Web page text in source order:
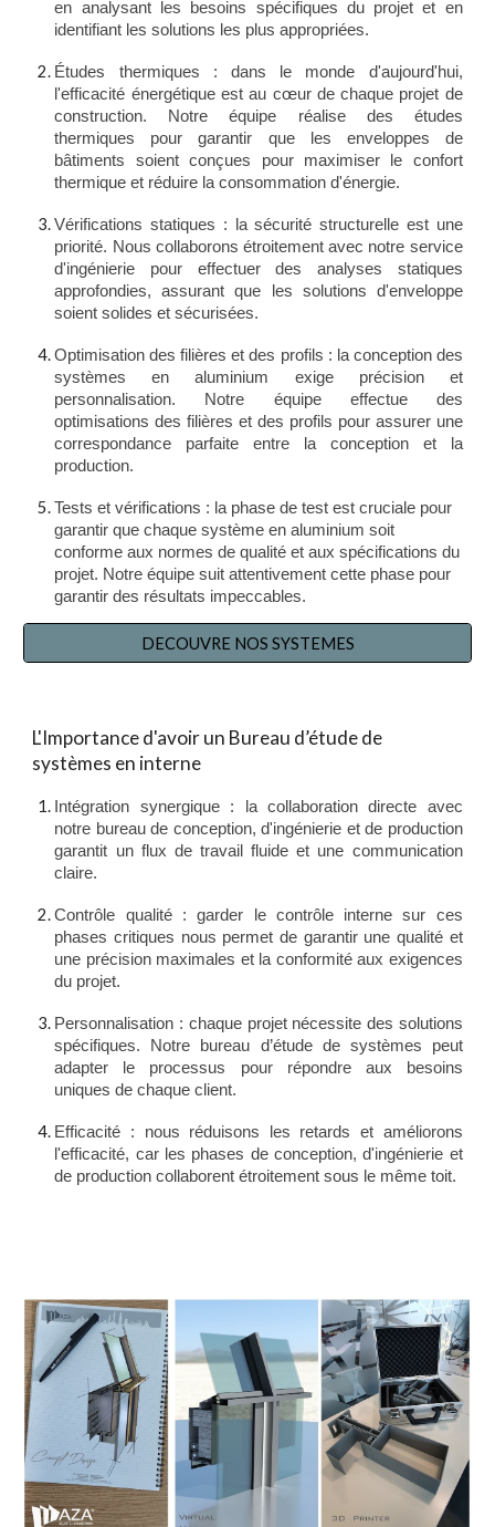
en analysant les besoins spécifiques du projet et en
identifiant les solutions les plus appropriées.
Études thermiques : dans le monde d'aujourd'hui,
l'efficacité énergétique est au cœur de chaque projet de
construction. Notre équipe réalise des études
thermiques pour garantir que les enveloppes de
bâtiments soient conçues pour maximiser le confort
thermique et réduire la consommation d'énergie.
Vérifications statiques : la sécurité structurelle est une
priorité. Nous collaborons étroitement avec notre service
d'ingénierie pour effectuer des analyses statiques
approfondies, assurant que les solutions d'enveloppe
soient solides et sécurisées.
Optimisation des filières et des profils : la conception des
systèmes en aluminium exige précision et
personnalisation. Notre équipe effectue des
optimisations des filières et des profils pour assurer une
correspondance parfaite entre la conception et la
production.
Tests et vérifications : la phase de test est cruciale pour
garantir que chaque système en aluminium soit
conforme aux normes de qualité et aux spécifications du
projet. Notre équipe suit attentivement cette phase pour
garantir des résultats impeccables.
DECOUVRE NOS SYSTEMES
L'Importance d'avoir un Bureau d’étude de
systèmes en interne
Intégration synergique : la collaboration directe avec
notre bureau de conception, d'ingénierie et de production
garantit un flux de travail fluide et une communication
claire.
Contrôle qualité : garder le contrôle interne sur ces
phases critiques nous permet de garantir une qualité et
une précision maximales et la conformité aux exigences
du projet.
Personnalisation : chaque projet nécessite des solutions
spécifiques. Notre bureau d’étude de systèmes peut
adapter le processus pour répondre aux besoins
uniques de chaque client.
Efficacité : nous réduisons les retards et améliorons
l'efficacité, car les phases de conception, d'ingénierie et
de production collaborent étroitement sous le même toit.